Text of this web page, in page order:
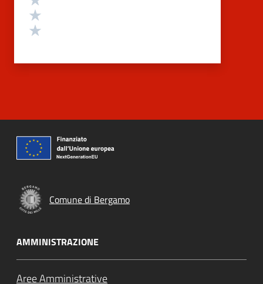
Comune di Bergamo
AMMINISTRAZIONE
Aree Amministrative